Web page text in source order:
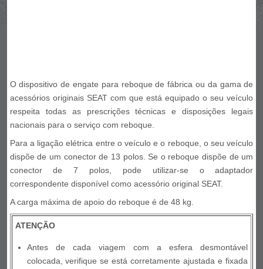
O dispositivo de engate para reboque de fábrica ou da gama de
acessórios originais SEAT com que está equipado o seu veículo
respeita todas as prescrições técnicas e disposições legais
nacionais para o serviço com reboque.
Para a ligação elétrica entre o veículo e o reboque, o seu veículo
dispõe de um conector de 13 polos. Se o reboque dispõe de um
conector de 7 polos, pode utilizar-se o adaptador
correspondente disponível como acessório original SEAT.
A carga máxima de apoio do reboque é de 48 kg.
ATENÇÃO
Antes de cada viagem com a esfera desmontável
colocada, verifique se está corretamente ajustada e fixada